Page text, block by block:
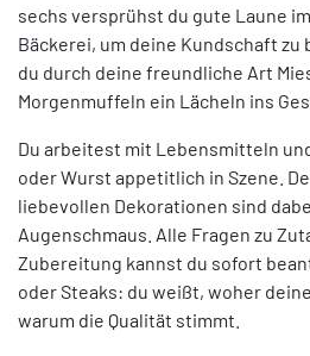
sechs versprühst du gute Laune
Bäckerei, um deine Kundschaft zu
du durch deine freundliche Art
Morgenmuffeln ein Lächeln ins
Du arbeitest mit Lebensmitteln
oder Wurst appetitlich in Szene.
liebevollen Dekorationen sind
Augenschmaus. Alle Fragen zu
Zubereitung kannst du sofort
oder Steaks: du weißt, woher
warum die Qualität stimmt.